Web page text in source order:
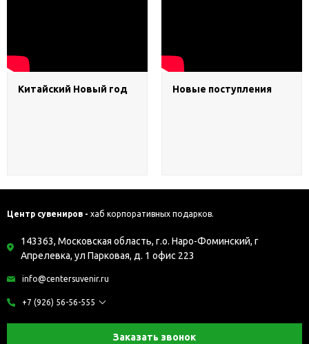
Китайский Новый год Новые поступления
Центр сувениров - хаб корпоративных подарков.
143363, Московская область, г.о. Наро-Фоминский, г
Апрелевка, ул Парковая, д. 1 офис 223
info@centersuvenir.ru
+7 (926) 56-56-555
Заказать звонок